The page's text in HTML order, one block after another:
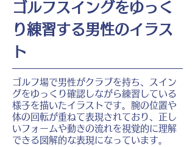
ゴルフスイングをゆっく
り練習する男性のイラス
ト
ゴルフ場で男性がクラブを持ち、スイン
グをゆっくり確認しながら練習している
様子を描いたイラストです。腕の位置や
体の回転が重ねて表現されており、正し
いフォームや動きの流れを視覚的に理解
できる図解的な表現になっています。